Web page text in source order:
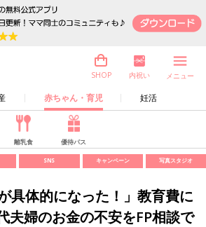
赤ちゃん・育児 妊活
SHOP 内祝い メニュー
離乳食 優待パス
SNS キャンペーン 写真スタジオ
具体的になった！」教育費に
夫婦のお金の不安をFP相談で